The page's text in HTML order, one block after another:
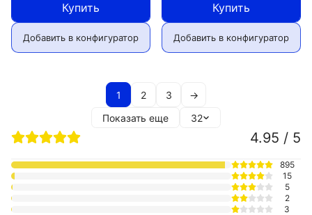
Купить
Добавить в конфигуратор
Купить
Добавить в конфигуратор
1 2 3
→
Показать еще
32
4.95 / 5
895
15
5
2
3